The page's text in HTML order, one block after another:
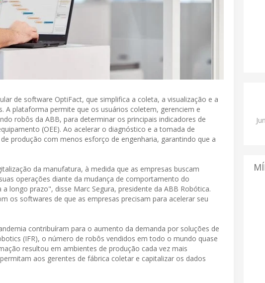
de software OptiFact, que simplifica a coleta, a visualização e a
A plataforma permite que os usuários coletem, gerenciem e
robôs da ABB, para determinar os principais indicadores de
(OEE). Ao acelerar o diagnóstico e a tomada de
produção com menos esforço de engenharia, garantindo que a
da manufatura, à medida que as empresas buscam
operações diante da mudança de comportamento do
longo prazo", disse Marc Segura, presidente da ABB Robótica.
os softwares de que as empresas precisam para acelerar seu
contribuíram para o aumento da demanda por soluções de
(IFR), o número de robôs vendidos em todo o mundo quase
resultou em ambientes de produção cada vez mais
aos gerentes de fábrica coletar e capitalizar os dados